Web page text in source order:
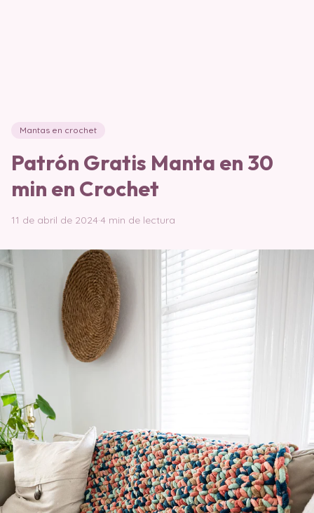
Mantas en crochet
Patrón Gratis Manta en 30
min en Crochet
11 de abril de 2024·4 min de lectura